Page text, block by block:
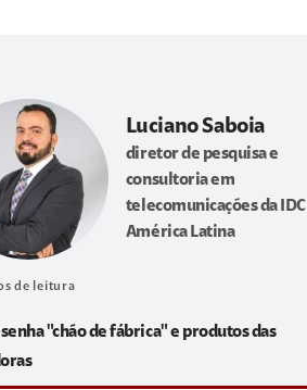
Luciano Saboia
diretor de pesquisa e
consultoria em
telecomunicações da IDC
América Latina
de leitura
"chão de fábrica" e produtos das